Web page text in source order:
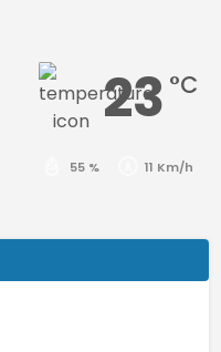
23 °C
55 % 11 Km/h